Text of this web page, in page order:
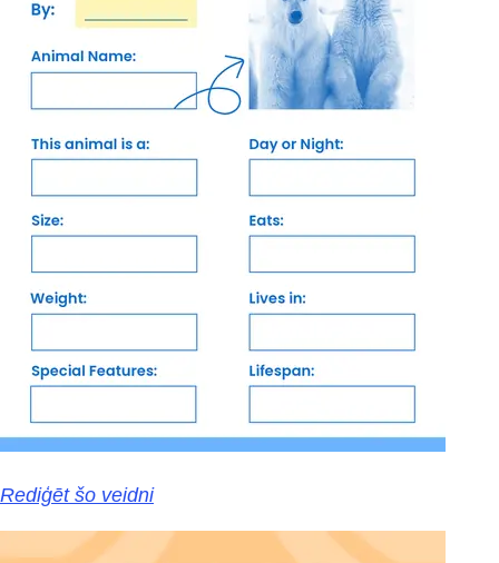
Rediģēt šo veidni